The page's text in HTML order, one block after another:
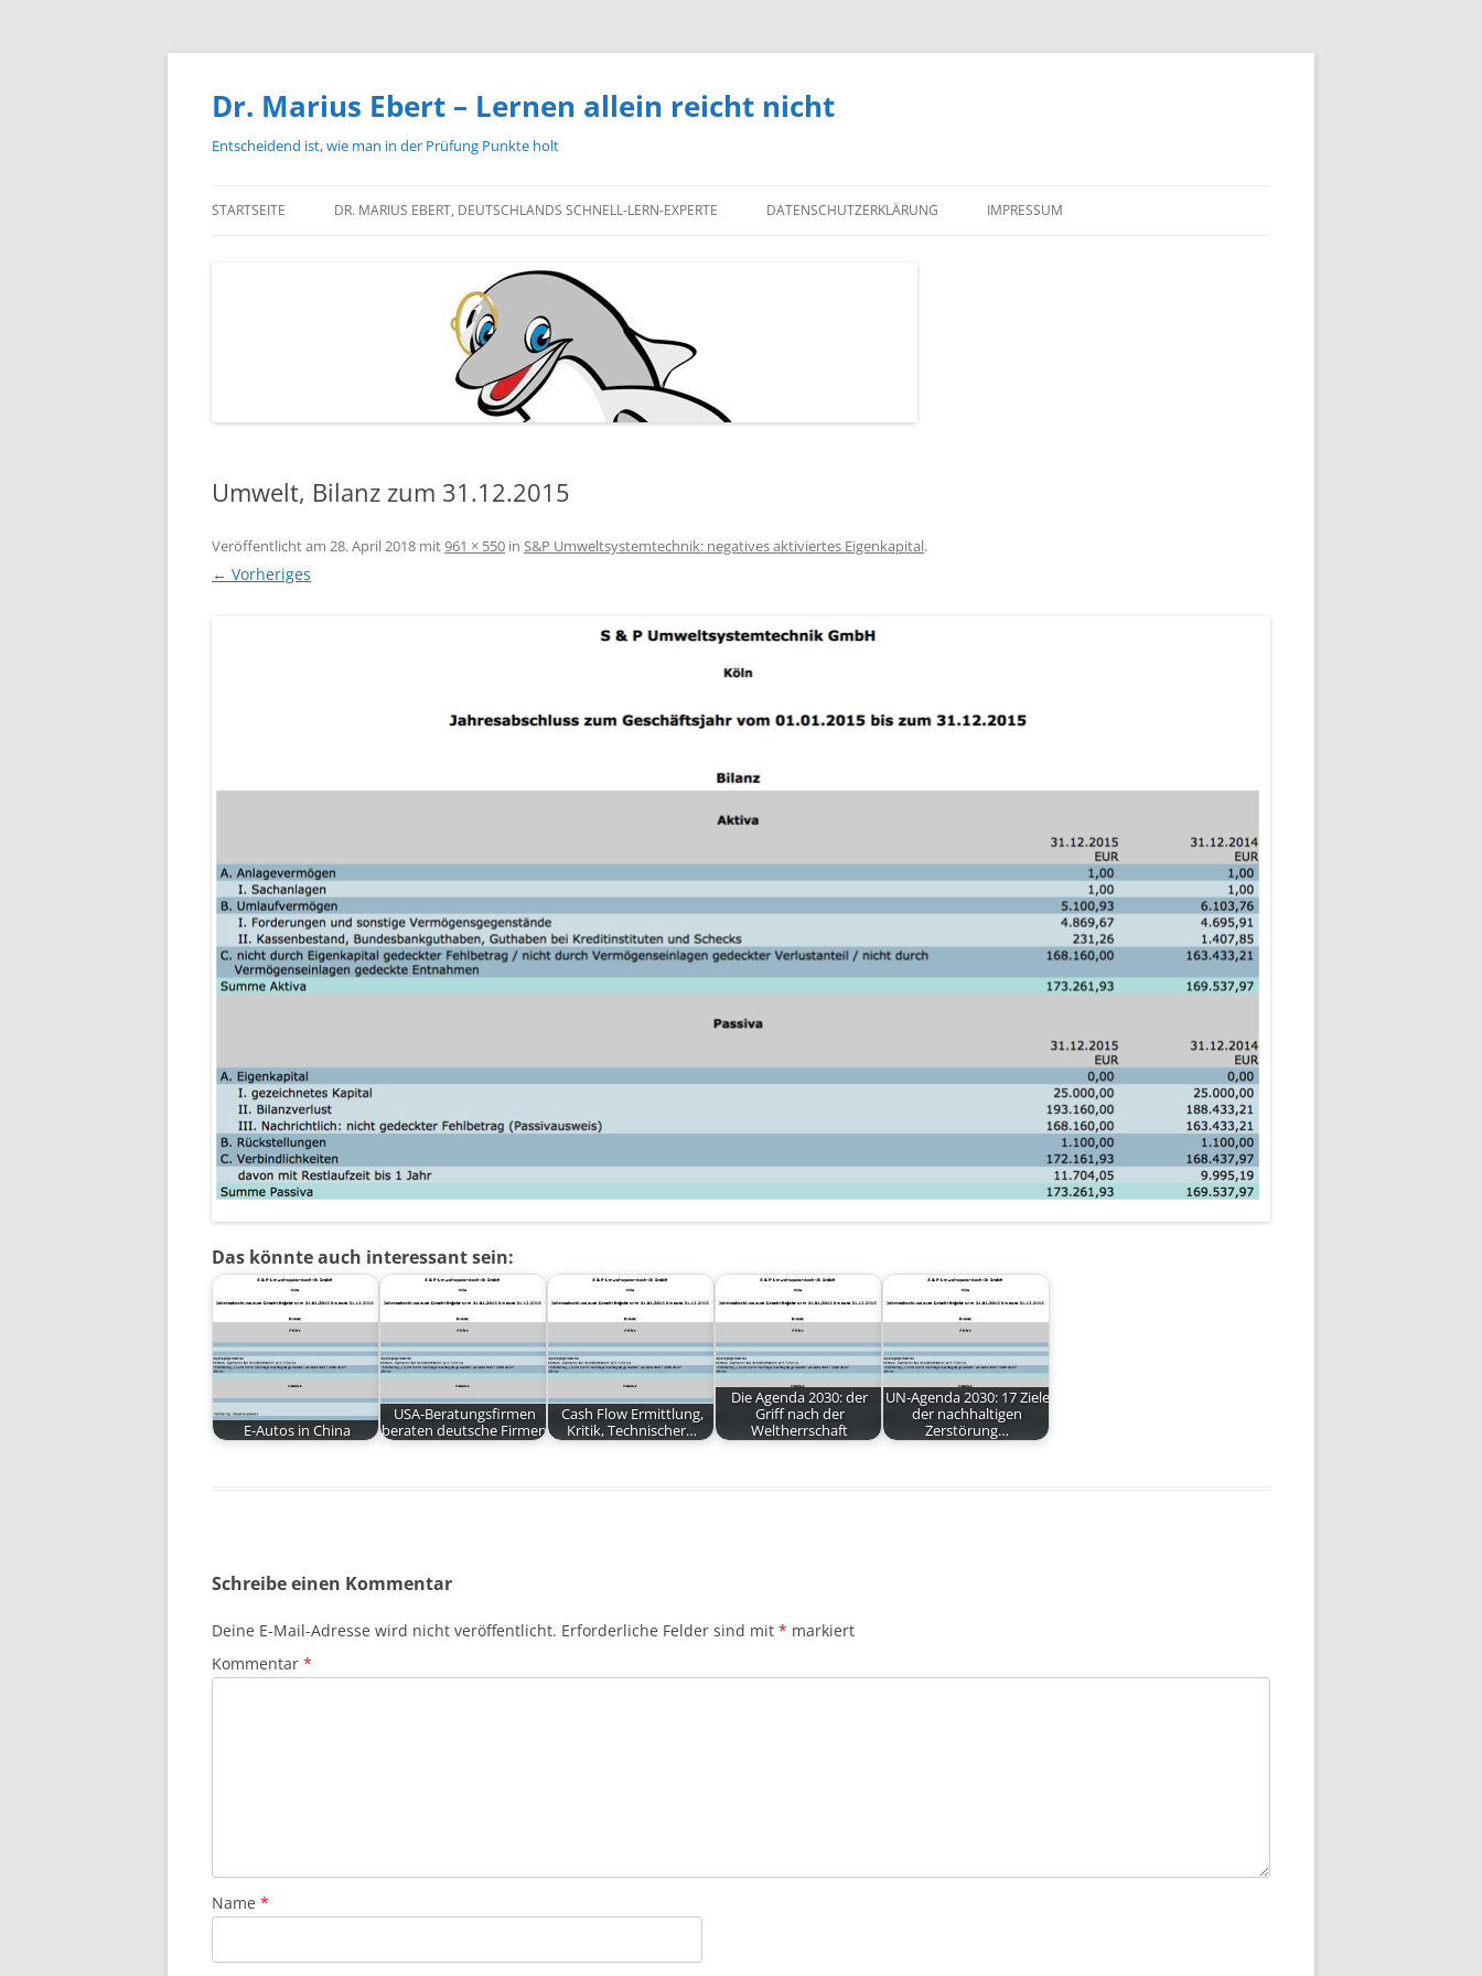
Zum
Dr. Marius Ebert – Lernen allein reicht nicht
Entscheidend ist, wie man in der Prüfung Punkte holt
STARTSEITE DR. MARIUS EBERT, DEUTSCHLANDS SCHNELL-LERN-EXPERTE DATENSCHUTZERKLÄRUNG IMPRESSUM
Umwelt, Bilanz zum 31.12.2015
Veröffentlicht am 28. April 2018 mit961 × 550 in S&P Umweltsystemtechnik: negatives aktiviertes Eigenkapital.
← Vorheriges
Das könnte auch interessant sein:
E-Autos in China
USA-Beratungsfirmen
beraten deutsche Firmen
Cash Flow Ermittlung,
Kritik, Technischer…
Die Agenda 2030: der
Griff nach der
Weltherrschaft
UN-Agenda 2030: 17 Ziele
der nachhaltigen
Zerstörung…
Schreibe einen Kommentar
Deine E-Mail-Adresse wird nicht veröffentlicht. Erforderliche Felder sind mit * markiert
Kommentar *
Name *